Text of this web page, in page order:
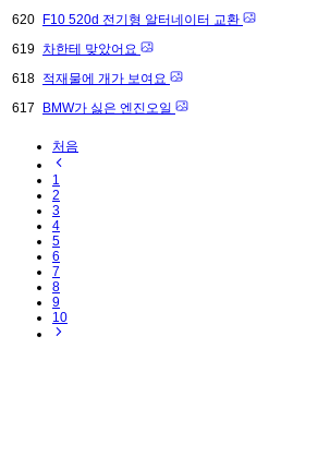
620
F10 520d 전기형 알터네이터 교환
619 차한테 맞았어요
618 적재물에 개가 보여요
617
BMW가 싫은 엔진오일
처음
1
2
3
4
5
6
7
8
9
10